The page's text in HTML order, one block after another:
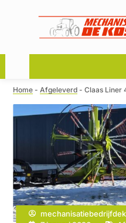
Home -Afgeleverd -Claas Liner